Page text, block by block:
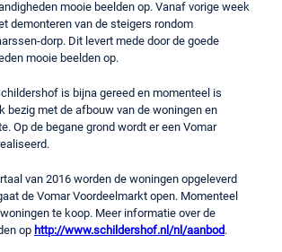
mooie beelden op. Vanaf vorige week
demonteren van de steigers rondom
dorp. Dit levert mede door de goede
mooie beelden op.
is bijna gereed en momenteel is
bezig met de afbouw van de woningen en
Op de begane grond wordt er een Vomar
van 2016 worden de woningen opgeleverd
de Vomar Voordeelmarkt open. Momenteel
te koop. Meer informatie over de
op http://www.schildershof.nl/nl/aanbod.